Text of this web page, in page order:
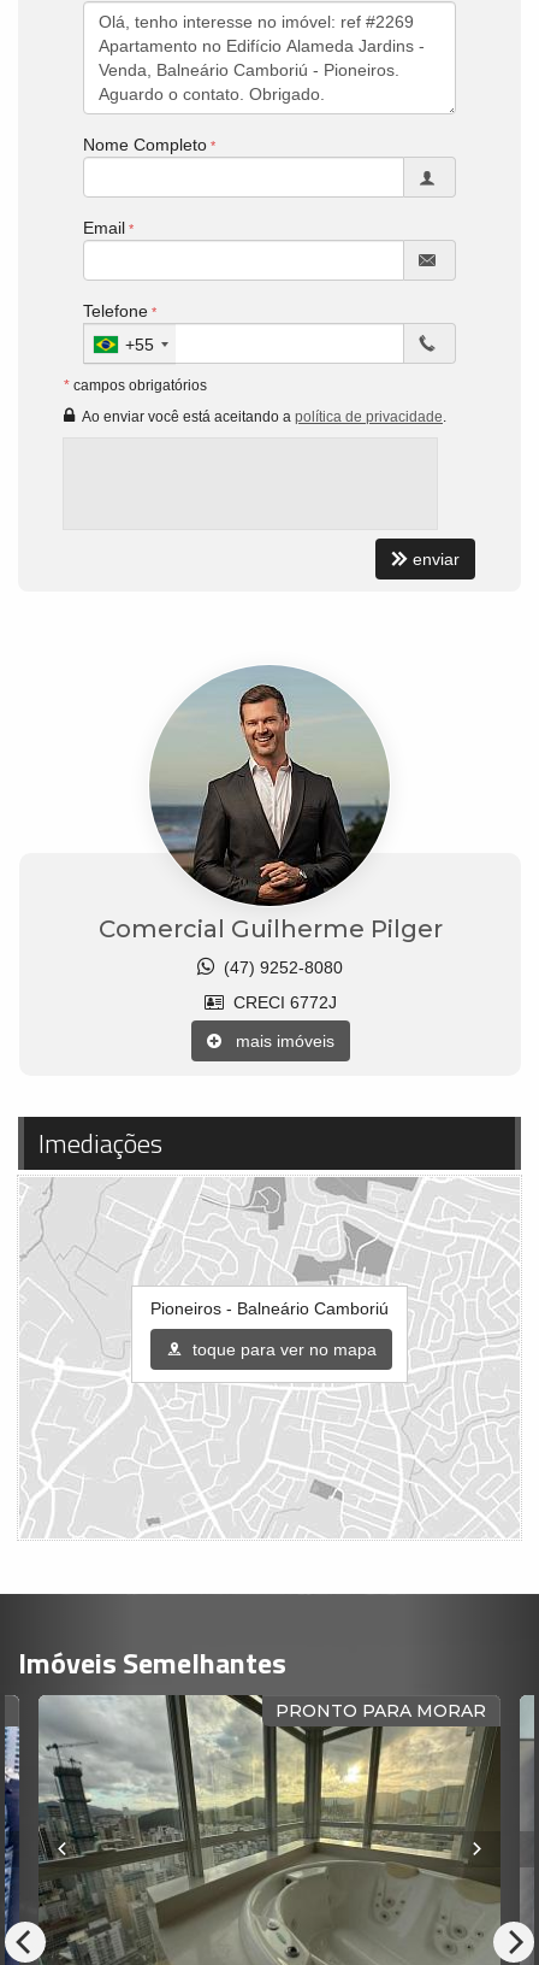
Nome Completo
Email
Telefone
+55
* campos obrigatórios
Ao enviar você está aceitando a política de privacidade.
enviar
Comercial Guilherme Pilger
(47) 9252-8080
CRECI 6772J
mais imóveis
Imediações
Pioneiros - Balneário Camboriú
toque para ver no mapa
Imóveis Semelhantes
PRONTO PARA MORAR